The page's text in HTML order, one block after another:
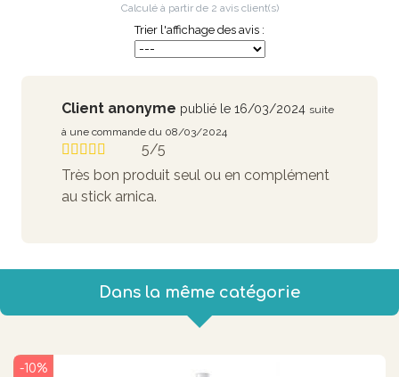
Calculé à partir de 2 avis client(s)
Trier l'affichage des avis :
Client anonyme publié le 16/03/2024 suite
à une commande du 08/03/2024
5/5
Très bon produit seul ou en complément
au stick arnica.
Dans la même catégorie
-10%